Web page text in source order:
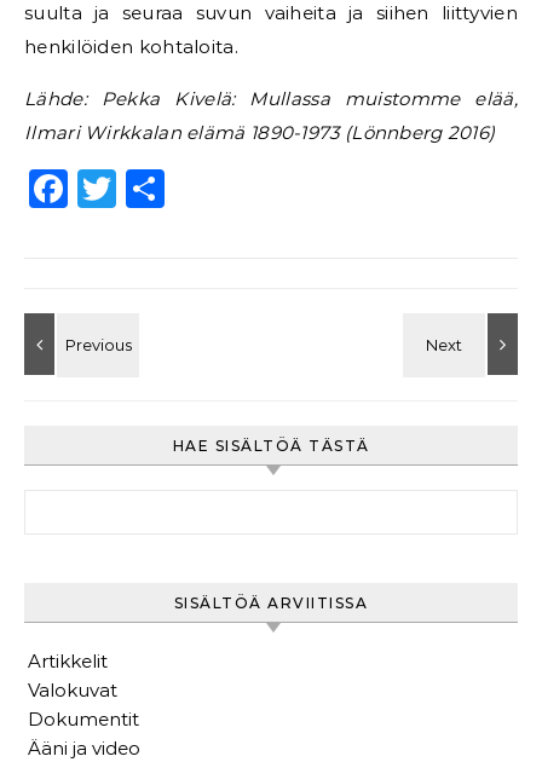
suulta ja seuraa suvun vaiheita ja siihen liittyvien
henkilöiden kohtaloita.
Lähde: Pekka Kivelä: Mullassa muistomme elää,
Ilmari Wirkkalan elämä 1890-1973 (Lönnberg 2016)
Facebook
Twitter
HAE SISÄLTÖÄ TÄSTÄ
SISÄLTÖÄ ARVIITISSA
Artikkelit
Valokuvat
Dokumentit
Ääni ja video